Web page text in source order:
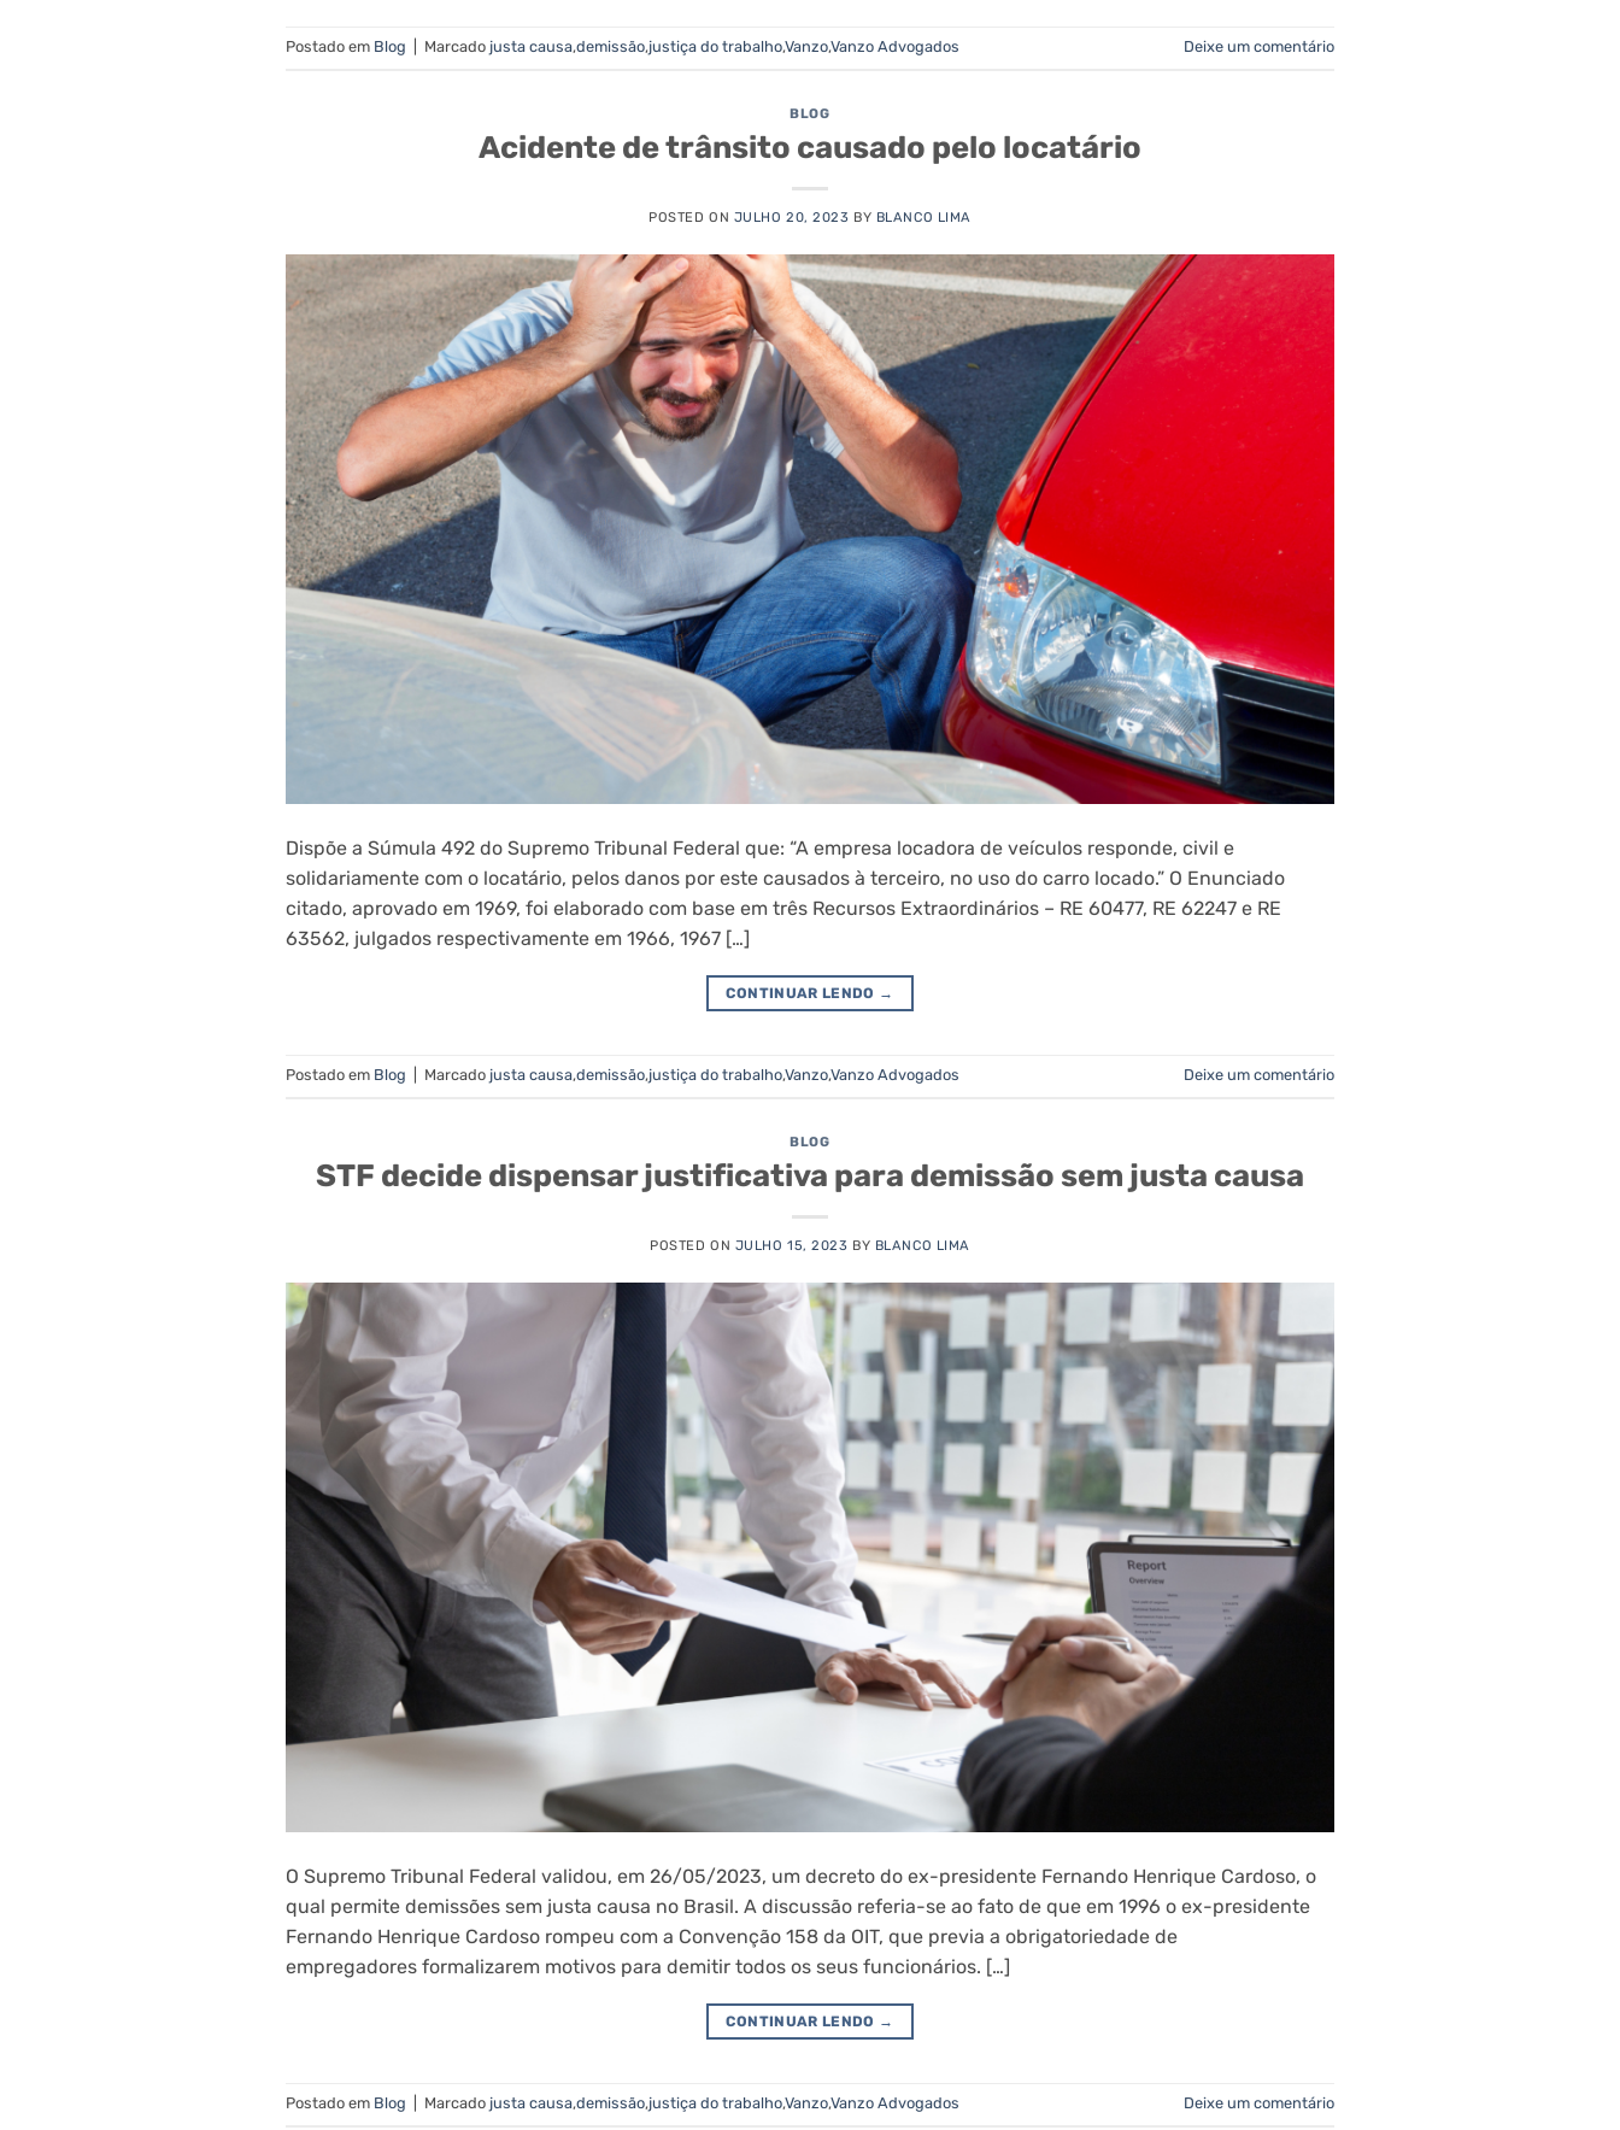
Postado em Blog Marcado justa causa,demissão,justiça do trabalho,Vanzo,Vanzo Advogados Deixe um comentário
BLOG
Acidente de trânsito causado pelo locatário
POSTED ON JULHO 20, 2023 BY BLANCO LIMA
Dispõe a Súmula 492 do Supremo Tribunal Federal que: “A empresa locadora de veículos responde, civil e
solidariamente com o locatário, pelos danos por este causados à terceiro, no uso do carro locado.” O Enunciado
citado, aprovado em 1969, foi elaborado com base em três Recursos Extraordinários – RE 60477, RE 62247 e RE
63562, julgados respectivamente em 1966, 1967 […]
CONTINUAR LENDO →
Postado em Blog Marcado justa causa,demissão,justiça do trabalho,Vanzo,Vanzo Advogados Deixe um comentário
BLOG
STF decide dispensar justificativa para demissão sem justa causa
POSTED ON JULHO 15, 2023 BY BLANCO LIMA
O Supremo Tribunal Federal validou, em 26/05/2023, um decreto do ex-presidente Fernando Henrique Cardoso, o
qual permite demissões sem justa causa no Brasil. A discussão referia-se ao fato de que em 1996 o ex-presidente
Fernando Henrique Cardoso rompeu com a Convenção 158 da OIT, que previa a obrigatoriedade de
empregadores formalizarem motivos para demitir todos os seus funcionários. […]
CONTINUAR LENDO →
Postado em Blog Marcado justa causa,demissão,justiça do trabalho,Vanzo,Vanzo Advogados Deixe um comentário